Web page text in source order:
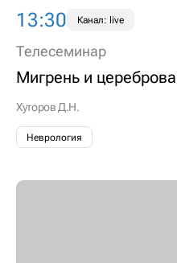
13:30 Канал: live
Телесеминар
Мигрень и
Хуторов Д.Н.
Неврология